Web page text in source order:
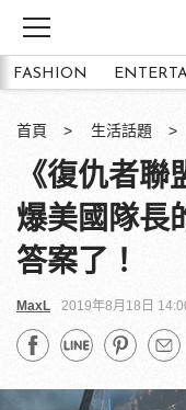
FASHION
首頁 生活話題
《復仇者
爆美國隊長
答案了！
MaxL 2019年8月18日